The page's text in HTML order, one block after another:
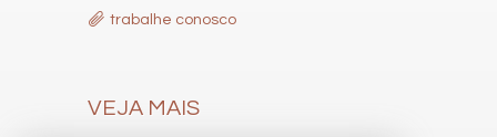
trabalhe conosco
VEJA MAIS